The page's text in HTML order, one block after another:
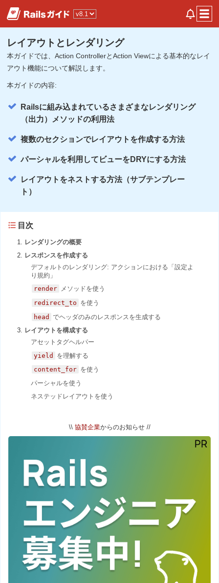
レイアウトとレンダリング
本ガイドでは、Action ControllerとAction Viewによる基本的なレイ
アウト機能について解説します。
本ガイドの内容:
Railsに組み込まれているさまざまなレンダリング
（出力）メソッドの利用法
複数のセクションでレイアウトを作成する方法
パーシャルを利用してビューをDRYにする方法
レイアウトをネストする方法（サブテンプレー
ト）
目次
レンダリングの概要
レスポンスを作成する
デフォルトのレンダリング: アクションにおける「設定よ
り規約」
render メソッドを使う
redirect_to を使う
head でヘッダのみのレスポンスを生成する
レイアウトを構成する
アセットタグヘルパー
yield
を理解する
content_for を使う
パーシャルを使う
ネステッドレイアウトを使う
\\ 協賛企業からのお知らせ //